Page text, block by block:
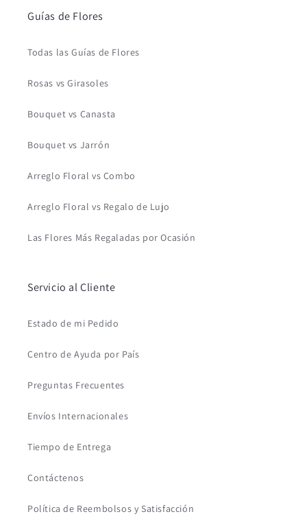
Guías de Flores
Todas las Guías de Flores
Rosas vs Girasoles
Bouquet vs Canasta
Bouquet vs Jarrón
Arreglo Floral vs Combo
Arreglo Floral vs Regalo de Lujo
Las Flores Más Regaladas por Ocasión
Servicio al Cliente
Estado de mi Pedido
Centro de Ayuda por País
Preguntas Frecuentes
Envíos Internacionales
Tiempo de Entrega
Contáctenos
Política de Reembolsos y Satisfacción